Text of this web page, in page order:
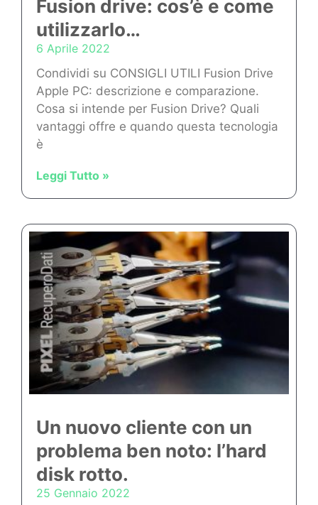
Fusion drive: cos’è e come
utilizzarlo…
6 Aprile 2022
Condividi su CONSIGLI UTILI Fusion Drive
Apple PC: descrizione e comparazione.
Cosa si intende per Fusion Drive? Quali
vantaggi offre e quando questa tecnologia
è
Leggi Tutto »
Un nuovo cliente con un
problema ben noto: l’hard
disk rotto.
25 Gennaio 2022